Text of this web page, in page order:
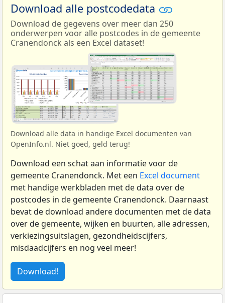
Download alle postcodedata
Download de gegevens over meer dan 250
onderwerpen voor alle postcodes in de gemeente
Cranendonck als een Excel dataset!
Download alle data in handige Excel documenten van
OpenInfo.nl. Niet goed, geld terug!
Download een schat aan informatie voor de
gemeente Cranendonck. Met een Excel document
met handige werkbladen met de data over de
postcodes in de gemeente Cranendonck. Daarnaast
bevat de download andere documenten met de data
over de gemeente, wijken en buurten, alle adressen,
verkiezingsuitslagen, gezondheidscijfers,
misdaadcijfers en nog veel meer!
Download!